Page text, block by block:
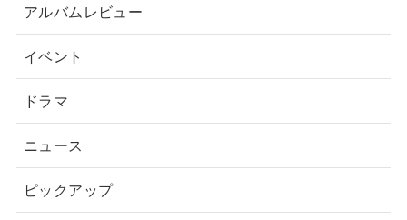
アルバムレビュー
イベント
ドラマ
ニュース
ピックアップ